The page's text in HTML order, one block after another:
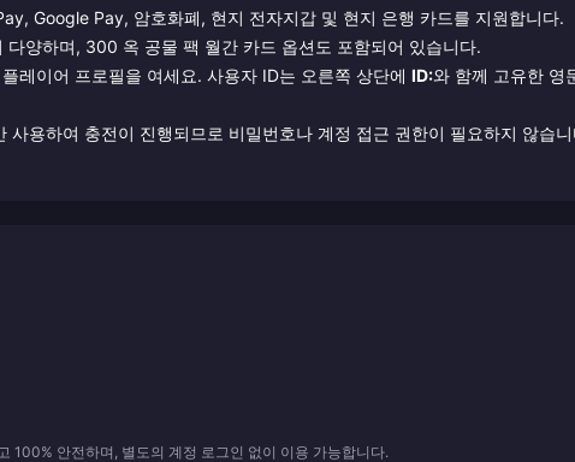
Google Pay, 암호화폐, 현지 전자지갑 및 현지 은행 카드를 지원합니다.
양하며, 300 옥 공물 팩 월간 카드 옵션도 포함되어 있습니다.
레이어 프로필을 여세요. 사용자 ID는 오른쪽 상단에 ID:와 함께 고유한 영
사용하여 충전이 진행되므로 비밀번호나 계정 접근 권한이 필요하지 않습니
100% 안전하며, 별도의 계정 로그인 없이 이용 가능합니다.